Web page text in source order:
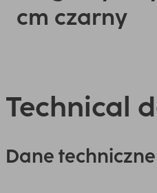
cm czarny
Technical
Dane techniczne